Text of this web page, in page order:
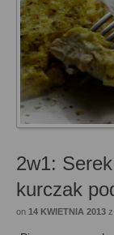
2w1:
kurczak
on 14 KWIETNIA 2013 z